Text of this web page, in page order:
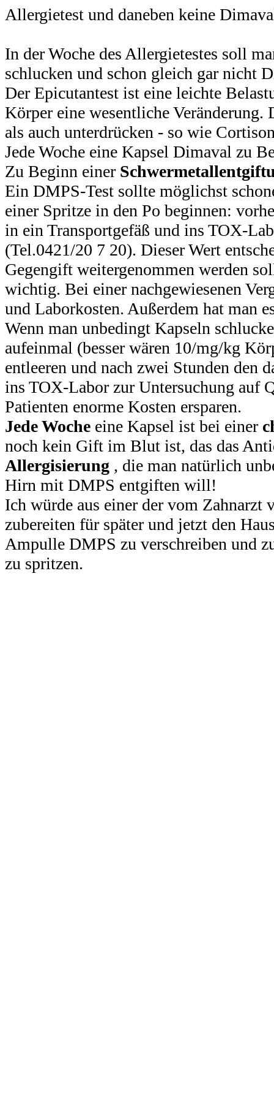
Allergietest und daneben keine
In der Woche des Allergietestes soll
schlucken und schon gleich gar nicht
Der Epicutantest ist eine leichte
Körper eine wesentliche
als auch unterdrücken - so wie
Jede Woche eine Kapsel Dimaval zu
Zu Beginn einer
Ein DMPS-Test sollte möglichst
einer Spritze in den Po beginnen:
in ein Transportgefäß und ins TOX-
(Tel.0421/20 7 20). Dieser Wert
Gegengift weitergenommen werden
wichtig. Bei einer nachgewiesenen
und Laborkosten. Außerdem hat man
Wenn man unbedingt Kapseln
aufeinmal (besser wären 10/mg/kg
entleeren und nach zwei Stunden den
ins TOX-Labor zur Untersuchung auf
Patienten enorme Kosten ersparen.
Jede Woche eine Kapsel ist bei einer
noch kein Gift im Blut ist, das das
Allergisierung , die man natürlich
Hirn mit DMPS entgiften will!
Ich würde aus einer der vom Zahnarzt
zubereiten für später und jetzt den
Ampulle DMPS zu verschreiben und
zu spritzen.